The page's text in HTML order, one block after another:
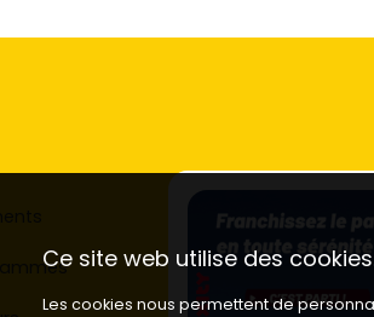
Ce site web utilise des
Les cookies nous permettent de